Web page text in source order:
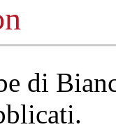
di